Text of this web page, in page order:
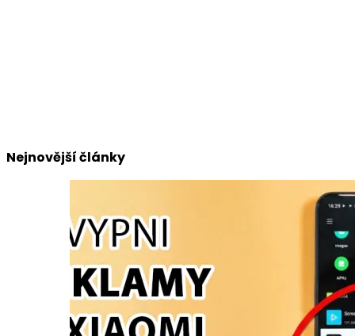
Nejnovější články